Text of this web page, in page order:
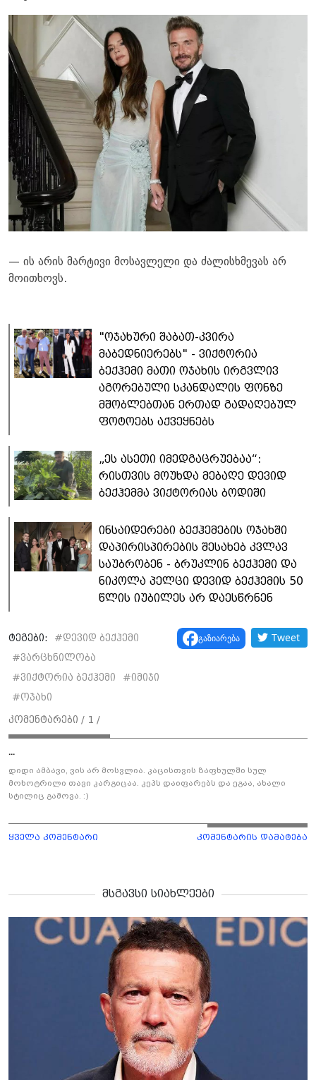
— ის არის მარტივი მოსავლელი და ძალისხმევას არ
მოითხოვს.
"ოჯახური შაბათ-კვირა
მაბედნიერებს" - ვიქტორია
ბექჰემი მათი ოჯახის ირგვლივ
აგორებული სკანდალის ფონზე
მშობლებთან ერთად გადაღებულ
ფოტოებს აქვეყნებს
„ეს ასეთი იმედგაცრუებაა“:
რისთვის მოუხდა მებაღე დევიდ
ბექჰემმა ვიქტორიას ბოდიში
ინსაიდერები ბექჰემების ოჯახში
დაპირისპირების შესახებ კვლავ
საუბრობენ - ბრუკლინ ბექჰემი და
ნიკოლა პელცი დევიდ ბექჰემის 50
წლის იუბილეს არ დაესწრნენ
ტეგები: #დევიდ ბექჰემი
#ვარცხნილობა
#ვიქტორია ბექჰემი #იმიჯი
#ოჯახი
გაზიარება Tweet
კომენტარები / 1 /
...
დიდი ამბავი, ვის არ მოსვლია. კაცისთვის ზაფხულში სულ
მოხოტრილი თავი კარგიცაა. კეპს დაიფარებს და ეგაა, ახალი
სტილიც გამოვა. :)
ყველა კომენტარი კომენტარის დამატება
მსგავსი სიახლეები